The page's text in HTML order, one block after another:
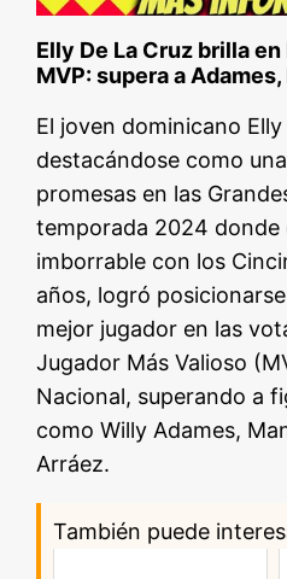
Elly De La Cruz brilla
MVP: supera a
El joven dominicano
destacándose como
promesas en las
temporada 2024 donde
imborrable con los
años, logró
mejor jugador en las
Jugador Más Valioso
Nacional, superando a
como Willy Adames,
Arráez.
También puede